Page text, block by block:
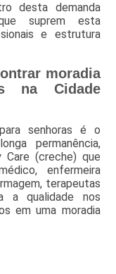
desta demanda
suprem esta
e estrutura
moradia
na Cidade
senhoras é o
permanência,
Care (creche) que
enfermeira
terapeutas
a qualidade nos
em uma moradia